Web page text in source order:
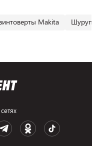
Makita